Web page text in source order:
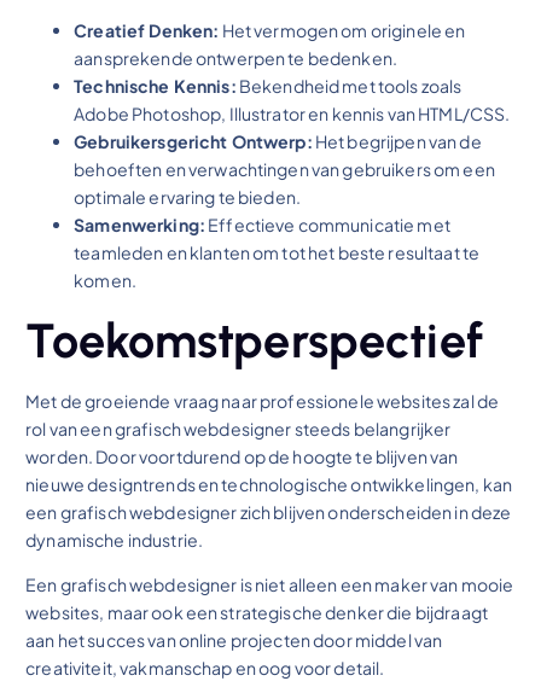
Creatief Denken: Het vermogen om originele en
aansprekende ontwerpen te bedenken.
Technische Kennis: Bekendheid met tools zoals
Adobe Photoshop, Illustrator en kennis van HTML/CSS.
Gebruikersgericht Ontwerp: Het begrijpen van de
behoeften en verwachtingen van gebruikers om een
optimale ervaring te bieden.
Samenwerking: Effectieve communicatie met
teamleden en klanten om tot het beste resultaat te
komen.
Toekomstperspectief
Met de groeiende vraag naar professionele websites zal de
rol van een grafisch webdesigner steeds belangrijker
worden. Door voortdurend op de hoogte te blijven van
nieuwe designtrends en technologische ontwikkelingen, kan
een grafisch webdesigner zich blijven onderscheiden in deze
dynamische industrie.
Een grafisch webdesigner is niet alleen een maker van mooie
websites, maar ook een strategische denker die bijdraagt
aan het succes van online projecten door middel van
creativiteit, vakmanschap en oog voor detail.